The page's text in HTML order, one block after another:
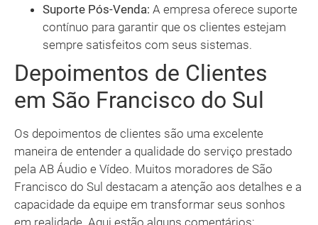
Suporte Pós-Venda: A empresa oferece suporte
contínuo para garantir que os clientes estejam
sempre satisfeitos com seus sistemas.
Depoimentos de Clientes
em São Francisco do Sul
Os depoimentos de clientes são uma excelente
maneira de entender a qualidade do serviço prestado
pela AB Áudio e Vídeo. Muitos moradores de São
Francisco do Sul destacam a atenção aos detalhes e a
capacidade da equipe em transformar seus sonhos